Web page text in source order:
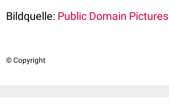
Bildquelle: Public Domain Pictures
© Copyright